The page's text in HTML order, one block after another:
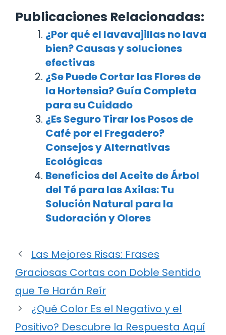
Publicaciones Relacionadas:
¿Por qué el lavavajillas no lava
bien? Causas y soluciones
efectivas
¿Se Puede Cortar las Flores de
la Hortensia? Guía Completa
para su Cuidado
¿Es Seguro Tirar los Posos de
Café por el Fregadero?
Consejos y Alternativas
Ecológicas
Beneficios del Aceite de Árbol
del Té para las Axilas: Tu
Solución Natural para la
Sudoración y Olores
Las Mejores Risas: Frases
Graciosas Cortas con Doble Sentido
que Te Harán Reír
¿Qué Color Es el Negativo y el
Positivo? Descubre la Respuesta Aquí